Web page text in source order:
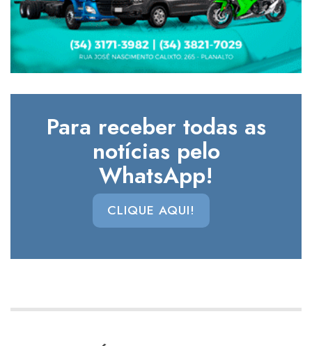
Para receber todas as
notícias pelo
WhatsApp!
CLIQUE AQUI!